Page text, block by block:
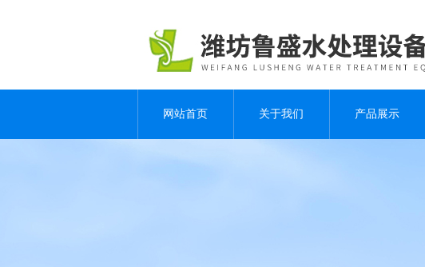
网站首页 关于我们 产品展示